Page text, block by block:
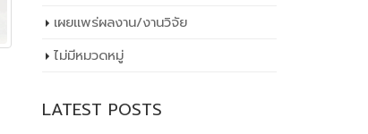
เผยเเพร่ผลงาน/งานวิจัย
ไม่มีหมวดหมู่
LATEST POSTS